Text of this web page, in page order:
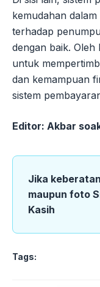
kemudahan
terhadap
dengan baik.
untuk
dan kemampuan
sistem
Editor: Akbar
Jika
maupun foto
Kasih
Tags: